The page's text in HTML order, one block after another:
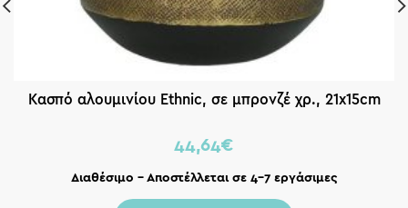
Κασπό αλουμινίου Ethnic, σε μπρονζέ χρ., 21x15cm
44,64€
Διαθέσιμο – Αποστέλλεται σε 4-7 εργάσιμες